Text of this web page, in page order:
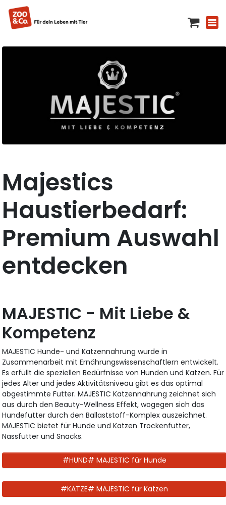
Majestics
Haustierbedarf:
Premium Auswahl
entdecken
MAJESTIC - Mit Liebe &
Kompetenz
MAJESTIC Hunde- und Katzennahrung wurde in
Zusammenarbeit mit Ernährungswissenschaftlern entwickelt.
Es erfüllt die speziellen Bedürfnisse von Hunden und Katzen. Für
jedes Alter und jedes Aktivitätsniveau gibt es das optimal
abgestimmte Futter. MAJESTIC Katzennahrung zeichnet sich
aus durch den Beauty-Wellness Effekt, wogegen sich das
Hundefutter durch den Ballaststoff-Komplex auszeichnet.
MAJESTIC bietet für Hunde und Katzen Trockenfutter,
Nassfutter und Snacks.
#HUND# MAJESTIC für Hunde
#KATZE# MAJESTIC für Katzen